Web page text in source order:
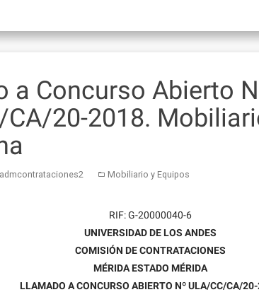
a Concurso Abierto
CA/20-2018.
admcontrataciones2 Mobiliario y Equipos
RIF: G-20000040-6
UNIVERSIDAD DE LOS ANDES
COMISIÓN DE CONTRATACIONES
MÉRIDA ESTADO MÉRIDA
LLAMADO A CONCURSO ABIERTO Nº ULA/CC/CA/